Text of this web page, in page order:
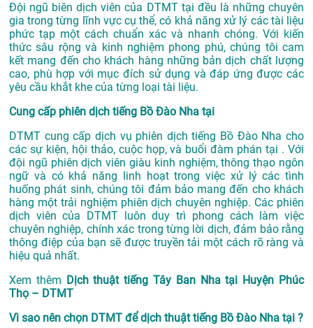
Đội ngũ biên dịch viên của DTMT tại đều là những chuyên
gia trong từng lĩnh vực cụ thể, có khả năng xử lý các tài liệu
phức tạp một cách chuẩn xác và nhanh chóng. Với kiến
thức sâu rộng và kinh nghiệm phong phú, chúng tôi cam
kết mang đến cho khách hàng những bản dịch chất lượng
cao, phù hợp với mục đích sử dụng và đáp ứng được các
yêu cầu khắt khe của từng loại tài liệu.
Cung cấp phiên dịch tiếng Bồ Đào Nha tại
DTMT cung cấp dịch vụ phiên dịch tiếng Bồ Đào Nha cho
các sự kiện, hội thảo, cuộc họp, và buổi đàm phán tại . Với
đội ngũ phiên dịch viên giàu kinh nghiệm, thông thạo ngôn
ngữ và có khả năng linh hoạt trong việc xử lý các tình
huống phát sinh, chúng tôi đảm bảo mang đến cho khách
hàng một trải nghiệm phiên dịch chuyên nghiệp. Các phiên
dịch viên của DTMT luôn duy trì phong cách làm việc
chuyên nghiệp, chính xác trong từng lời dịch, đảm bảo rằng
thông điệp của bạn sẽ được truyền tải một cách rõ ràng và
hiệu quả nhất.
Xem thêm Dịch thuật tiếng Tây Ban Nha tại Huyện Phúc
Thọ – DTMT
Vì sao nên chọn DTMT để dịch thuật tiếng Bồ Đào Nha tại ?